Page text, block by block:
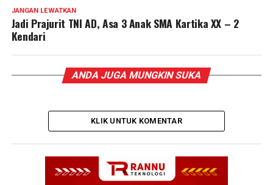
JANGAN LEWATKAN
Jadi Prajurit TNI AD, Asa 3 Anak SMA Kartika XX – 2
Kendari
ANDA JUGA MUNGKIN SUKA
KLIK UNTUK KOMENTAR